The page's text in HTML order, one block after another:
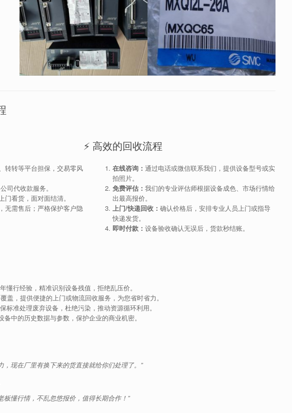
转转等平台担保，交易零风
司代收款服务。
门看货，面对面结清。
无需售后；严格保护客户隐
⚡ 高效的回收流程
在线咨询：通过电话或微信联系我们，提供设备型号或实
拍照片。
免费评估：我们的专业评估师根据设备成色、市场行情给
出最高报价。
上门/快递回收：确认价格后，安排专业人员上门或指导
快递发货。
即时付款：设备验收确认无误后，货款秒结账。
懂行经验，精准识别设备残值，拒绝乱压价。
盖，提供便捷的上门或物流回收服务，为您省时省力。
标准处理废弃设备，杜绝污染，推动资源循环利用。
备中的历史数据与参数，保护企业的商业机密。
，现在厂里有换下来的货直接就给你们处理了。”
板懂行情，不乱忽悠报价，值得长期合作！”